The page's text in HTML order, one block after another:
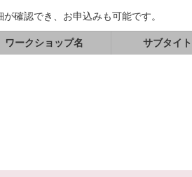
確認でき、お申込みも可能です。
ワークショップ名 サブタイ